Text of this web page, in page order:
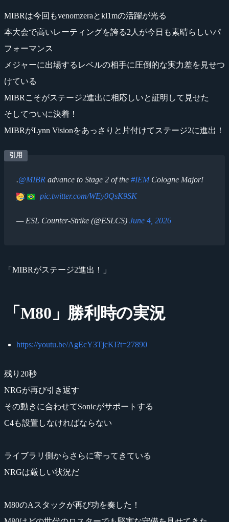
MIBRは今回もvenomzeraとkl1mの活躍が光る
本大会で高いレーティングを誇る2人が今日も素晴らしいパ
フォーマンス
メジャーに出場するレベルの相手に圧倒的な実力差を見せつ
けている
MIBRこそがステージ2進出に相応しいと証明して見せた
そしてついに決着！
MIBRがLynn Visionをあっさりと片付けてステージ2に進出！
.@MIBR advance to Stage 2 of the #IEMCologne Major!
pic.twitter.com/WEy0QsK9SK
— ESL Counter-Strike (@ESLCS) June 4, 2026
「MIBRがステージ2進出！」
「M80」勝利時の実況
https://youtu.be/AgEcY3TjcKI?t=27890
残り20秒
NRGが再び引き返す
その動きに合わせてSonicがサポートする
C4も設置しなければならない
ライブラリ側からさらに寄ってきている
NRGは厳しい状況だ
M80のAスタックが再び功を奏した！